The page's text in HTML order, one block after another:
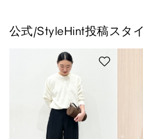
公式/StyleHint投稿スタ